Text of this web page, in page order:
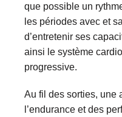
que possible un
les périodes avec et
d’entretenir ses
ainsi le système
progressive.
Au fil des sorties, une
l’endurance et des